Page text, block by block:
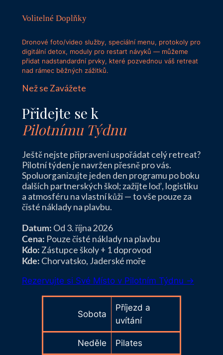
Volitelné Doplňky
Dronové foto/video služby, speciální menu, protokoly pro
digitální detox, moduly pro restart návyků — můžeme
přidat nadstandardní prvky, které pozvednou váš retreat
nad rámec běžných zážitků.
Než se Zavážete
Přidejte se k
Pilotnímu Týdnu
Ještě nejste připraveni uspořádat celý retreat?
Pilotní týden je navržen přesně pro vás.
Spoluorganizujte jeden den programu po boku
dalších partnerských škol; zažijte loď, logistiku
a atmosféru na vlastní kůži — to vše pouze za
čisté náklady na plavbu.
Datum: Od 3. října 2026
Cena: Pouze čisté náklady na plavbu
Kdo: Zástupce školy + 1 doprovod
Kde: Chorvatsko, Jaderské moře
Rezervujte si Své Místo v Pilotním Týdnu →
Sobota
Příjezd a
uvítání
Neděle Pilates